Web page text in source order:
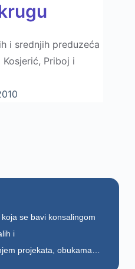
i srednjih preduzeća
Priboj i
se bavi konsalingom
i
projekata, obukama…